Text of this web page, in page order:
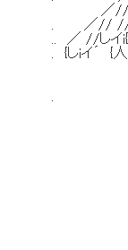
／//// //
. ／// //
.. ／ //
. {しi
∧ 弋
￣
. ，r
‘ ヽ
}
弋
|￣